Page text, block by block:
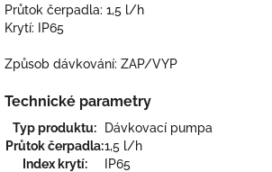
Průtok čerpadla: 1,5 l/h
Krytí: IP65
Způsob dávkování: ZAP/VYP
Technické parametry
Typ produktu:
Dávkovací pumpa
Průtok čerpadla:1,5 l/h
Index krytí:
IP65